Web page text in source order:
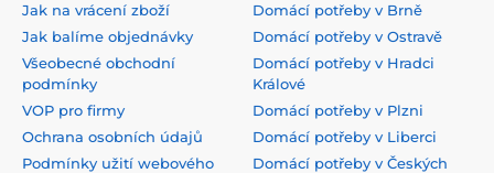
Jak na vrácení zboží
Jak balíme objednávky
Všeobecné obchodní
podmínky
VOP pro firmy
Ochrana osobních údajů
Podmínky užití webového
Domácí potřeby v Brně
Domácí potřeby v Ostravě
Domácí potřeby v Hradci
Králové
Domácí potřeby v Plzni
Domácí potřeby v Liberci
Domácí potřeby v Českých